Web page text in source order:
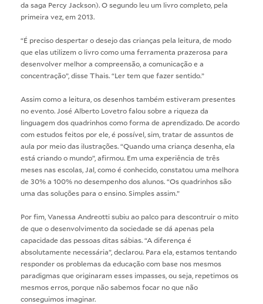
da saga Percy Jackson). O segundo leu um livro completo, pela
primeira vez, em 2013.
“É preciso despertar o desejo das crianças pela leitura, de modo
que elas utilizem o livro como uma ferramenta prazerosa para
desenvolver melhor a compreensão, a comunicação e a
concentração”, disse Thais. “Ler tem que fazer sentido.”
Assim como a leitura, os desenhos também estiveram presentes
no evento. José Alberto Lovetro falou sobre a riqueza da
linguagem dos quadrinhos como forma de aprendizado. De acordo
com estudos feitos por ele, é possível, sim, tratar de assuntos de
aula por meio das ilustrações. “Quando uma criança desenha, ela
está criando o mundo”, afirmou. Em uma experiência de três
meses nas escolas, Jal, como é conhecido, constatou uma melhora
de 30% a 100% no desempenho dos alunos. “Os quadrinhos são
uma das soluções para o ensino. Simples assim.”
Por fim, Vanessa Andreotti subiu ao palco para descontruir o mito
de que o desenvolvimento da sociedade se dá apenas pela
capacidade das pessoas ditas sábias. “A diferença é
absolutamente necessária”, declarou. Para ela, estamos tentando
responder os problemas da educação com base nos mesmos
paradigmas que originaram esses impasses, ou seja, repetimos os
mesmos erros, porque não sabemos focar no que não
conseguimos imaginar.